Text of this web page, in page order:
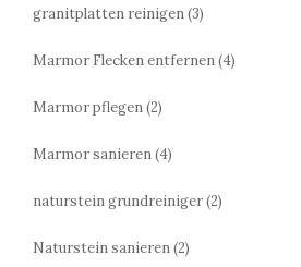
granitplatten reinigen(3)
Marmor Flecken entfernen(4)
Marmor pflegen(2)
Marmor sanieren(4)
naturstein grundreiniger(2)
Naturstein sanieren(2)